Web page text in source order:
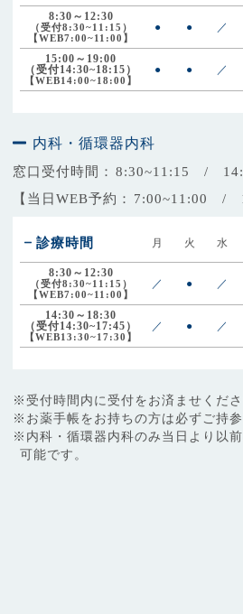
8:30～12:30
（受付8:30~11:15）
【WEB7:00~11:00】
● ● ／
15:00～19:00
（受付14:30~18:15）
【WEB14:00~18:00】
● ● ／
内科・循環器内科
窓口受付時間： 8:30~11:15 /
【当日WEB予約：
7:00~11:00 /
診療時間 月 火 水
8:30～12:30
（受付8:30~11:15）
【WEB7:00~11:00】
／ ● ／
14:30～18:30
（受付14:30~17:45）
【WEB13:30~17:30】
／ ● ／
※受付時間内に受付をお済ませくださ
※お薬手帳をお持ちの方は必ずご持参
※内科・循環器内科のみ当日より以
可能です。